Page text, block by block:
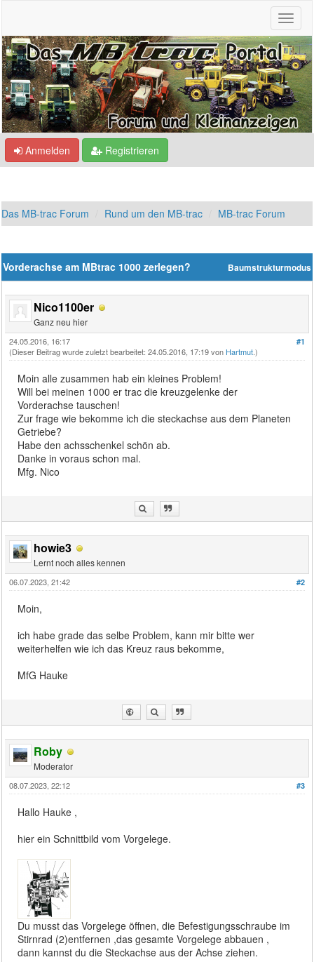
Anmelden Registrieren
Das MB-trac Forum Rund um den MB-trac MB-trac Forum
Baumstrukturmodus
Vorderachse am MBtrac 1000 zerlegen?
Nico1100er
Ganz neu hier
#1
24.05.2016, 16:17
(Dieser Beitrag wurde zuletzt bearbeitet: 24.05.2016, 17:19 von Hartmut.)
Moin alle zusammen hab ein kleines Problem!
Will bei meinen 1000 er trac die kreuzgelenke der
Vorderachse tauschen!
Zur frage wie bekomme ich die steckachse aus dem Planeten
Getriebe?
Habe den achsschenkel schön ab.
Danke in voraus schon mal.
Mfg. Nico
howie3
Lernt noch alles kennen
#2
06.07.2023, 21:42
Moin,
ich habe grade das selbe Problem, kann mir bitte wer
weiterhelfen wie ich das Kreuz raus bekomme,
MfG Hauke
Roby
Moderator
#3
08.07.2023, 22:12
Hallo Hauke ,
hier ein Schnittbild vom Vorgelege.
Du musst das Vorgelege öffnen, die Befestigungsschraube im
Stirnrad (2)entfernen ,das gesamte Vorgelege abbauen ,
dann kannst du die Steckachse aus der Achse ziehen.